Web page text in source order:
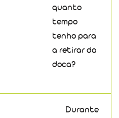
quanto
tempo
tenho para
a retirar da
doca?
Durante